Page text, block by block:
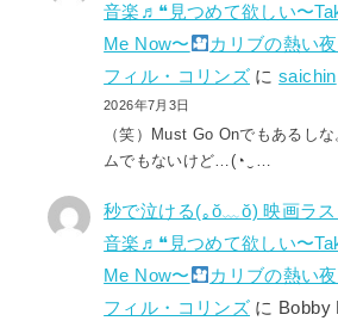
音楽♬❝見つめて欲しい〜
Me Now〜
カリブの熱い
フィル・コリンズ にsaichin
2026年7月3日
（笑）Must Go Onでもあるし
ムでもないけど…(⁠◔⁠‿⁠…
秒で泣ける(⁠｡⁠ŏ⁠﹏⁠ŏ⁠) 映画ラ
音楽♬❝見つめて欲しい〜
Me Now〜
カリブの熱い
フィル・コリンズ に Bobby